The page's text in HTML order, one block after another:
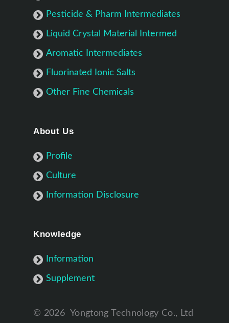
Pesticide & Pharm Intermediates
Liquid Crystal Material Intermed
Aromatic Intermediates
Fluorinated Ionic Salts
Other Fine Chemicals
About Us
Profile
Culture
Information Disclosure
Knowledge
Information
Supplement
© 2026 Yongtong Technology Co., Ltd